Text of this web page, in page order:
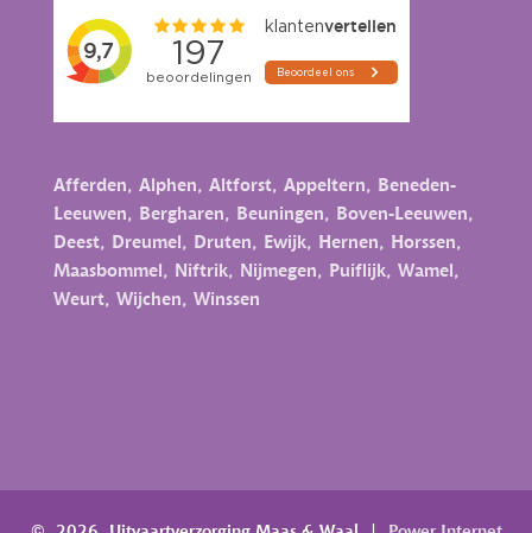
Afferden, Alphen, Altforst, Appeltern, Beneden-
Leeuwen, Bergharen, Beuningen, Boven-Leeuwen,
Deest, Dreumel, Druten, Ewijk, Hernen, Horssen,
Maasbommel, Niftrik, Nijmegen, Puiflijk, Wamel,
Weurt, Wijchen, Winssen